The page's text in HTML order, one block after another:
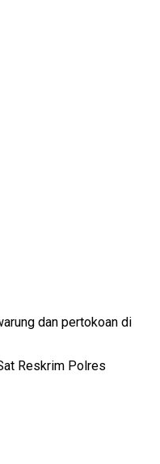
dan pertokoan di
Reskrim Polres